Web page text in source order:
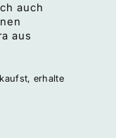
auch
aus
erhalte